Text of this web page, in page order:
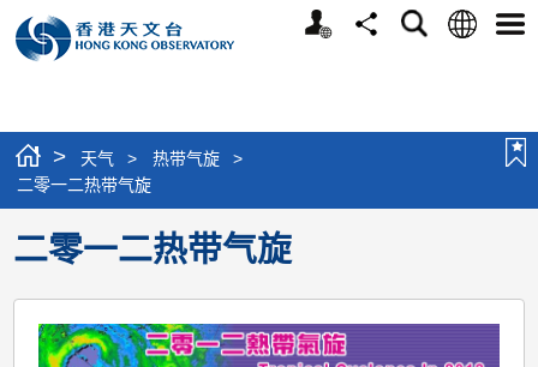
个
分
搜
语
选
> 天气 > 热带气旋
>
二零一二热带气旋
二零一二热带气旋